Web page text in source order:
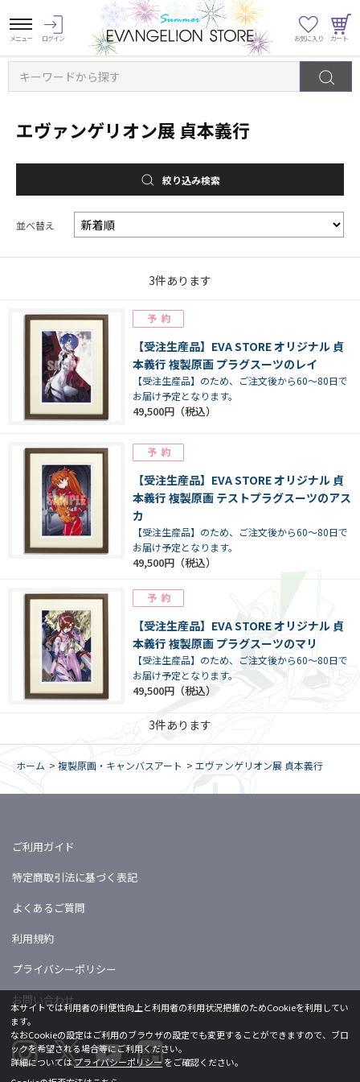
キーワードから探す
エヴァンゲリオン展 貞本義行
絞り込み検索
並べ替え
3件あります
【受注生産品】EVA STORE オリジナル 貞
本義行 複製原画 プラグスーツのレイ
【受注生産品】のため、ご注文後から60～80日で
お届け予定となります。
49,500円
【受注生産品】EVA STORE オリジナル 貞
本義行 複製原画 テストプラグスーツのアス
カ
【受注生産品】のため、ご注文後から60～80日で
お届け予定となります。
49,500円
【受注生産品】EVA STORE オリジナル 貞
本義行 複製原画 プラグスーツのマリ
【受注生産品】のため、ご注文後から60～80日で
お届け予定となります。
49,500円
3件あります
ホーム > 複製原画・キャンバスアート > エヴァンゲリオン展 貞本義行
ご利用ガイド
特定商取引法に基づく表記
よくあるご質問
利用規約
プライバシーポリシー
お問い合わせ
本サイトでは利用者の利便性向上と利用者の利用状況把握のためCookieを利用してい
ます。
なおCookieの設定はご利用のブラウザの設定でも変更することができますので、ブロ
ックを希望される場合等にご利用ください。
詳細についてはプライバシーポリシーをご確認ください。